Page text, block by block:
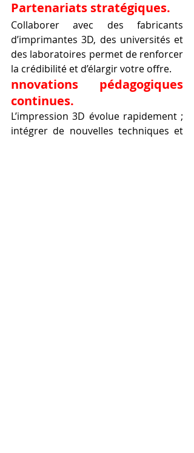
Partenariats stratégiques.
Collaborer avec des fabricants
d’imprimantes 3D, des universités et
des laboratoires permet de renforcer
la crédibilité et d’élargir votre offre.
nnovations pédagogiques
continues.
L’impression 3D évolue rapidement ;
intégrer de nouvelles techniques et